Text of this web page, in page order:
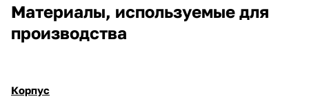
Материалы, используемые для
производства
Корпус